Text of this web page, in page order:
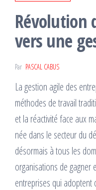
Révolution
vers une
Par PASCAL CABUS
La gestion agile des
méthodes de travail
et la réactivité face aux
née dans le secteur du
désormais à tous les
organisations de gagner
entreprises qui adoptent